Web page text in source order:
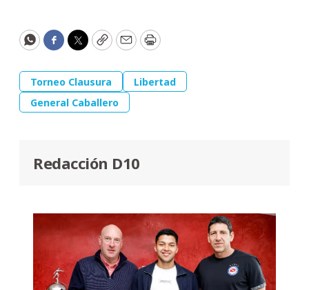
WhatsApp
Facebook
Twitter
CopyEmailPrint
Torneo Clausura
Libertad
General Caballero
Redacción D10